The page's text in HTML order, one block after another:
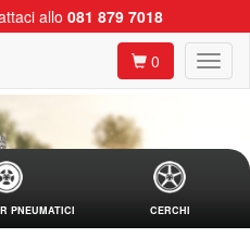
allo 081 879 7018
0
PNEUMATICI CERCHI